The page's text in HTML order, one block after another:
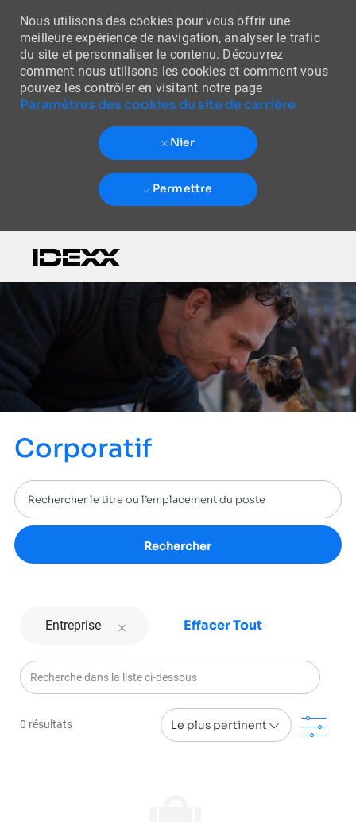
-
Nous utilisons des cookies pour vous offrir une
meilleure expérience de navigation, analyser le trafic
du site et personnaliser le contenu. Découvrez
comment nous utilisons les cookies et comment vous
pouvez les contrôler en visitant notre page
Paramètres des cookies du site de carrière
Nier
Permettre
Corporatif
Rechercher
Entreprise Effacer Tout
Recherche dans la liste ci-dessous
0 résultats